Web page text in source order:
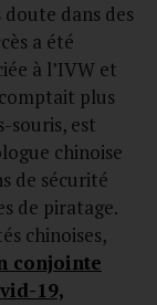
dans des
a été
à l’IVW et
plus
souris, est
chinoise
de sécurité
de piratage.
chinoises,
conjointe
19,